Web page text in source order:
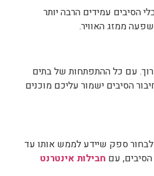
הסיבים עמידים הרבה יותר
ממזג האוויר.
עם כל ההתפתחות של בתים
הסיבים ישמור עליכם מוכנים
ספק שיידע לממש אותו עד
עם חבילות אינטרנט